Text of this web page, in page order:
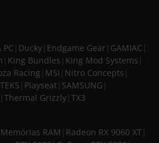
PC Ducky Endgame Gear GAMIAC
King Bundles King Mod Systems
Racing MSI Nitro Concepts
Playseat SAMSUNG
Thermal Grizzly TX3
Memórias RAM Radeon RX 9060 XT